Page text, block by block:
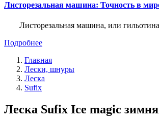
Листорезальная машина: Точность в
Листорезальная машина, или
Подробнее
Главная
Лески, шнуры
Леска
Sufix
Леска Sufix Ice magic